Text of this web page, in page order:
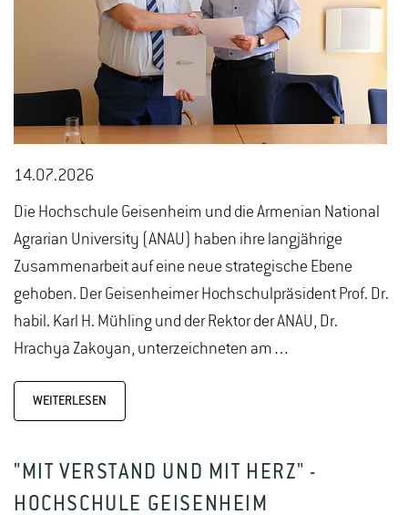
14.07.2026
Die Hochschule Geisenheim und die Armenian National
Agrarian University (ANAU) haben ihre langjährige
Zusammenarbeit auf eine neue strategische Ebene
gehoben. Der Geisenheimer Hochschulpräsident Prof. Dr.
habil. Karl H. Mühling und der Rektor der ANAU, Dr.
Hrachya Zakoyan, unterzeichneten am…
WEITERLESEN
"MIT VERSTAND UND MIT HERZ" -
HOCHSCHULE GEISENHEIM